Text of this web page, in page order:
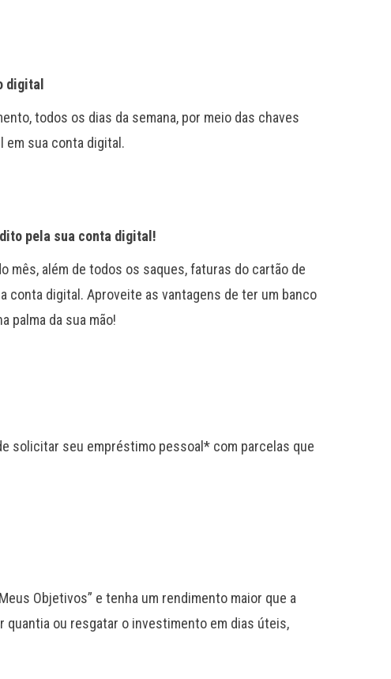
digital
todos os dias da semana, por meio das chaves
em sua conta digital.
pela sua conta digital!
mês, além de todos os saques, faturas do cartão de
conta digital. Aproveite as vantagens de ter um banco
palma da sua mão!
solicitar seu empréstimo pessoal* com parcelas que
Objetivos” e tenha um rendimento maior que a
quantia ou resgatar o investimento em dias úteis,